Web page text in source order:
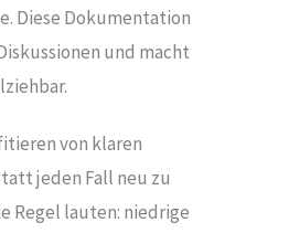
Diese Dokumentation
und macht
von klaren
jeden Fall neu zu
Regel lauten: niedrige